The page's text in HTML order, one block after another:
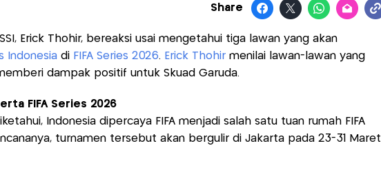
Share
Erick Thohir, bereaksi usai mengetahui tiga lawan yang akan
Indonesiadi FIFA Series 2026. Erick Thohir menilai lawan-lawan yang
dampak positif untuk Skuad Garuda.
FIFA Series 2026
Indonesia dipercaya FIFA menjadi salah satu tuan rumah FIFA
turnamen tersebut akan bergulir di Jakarta pada 23-31 Maret